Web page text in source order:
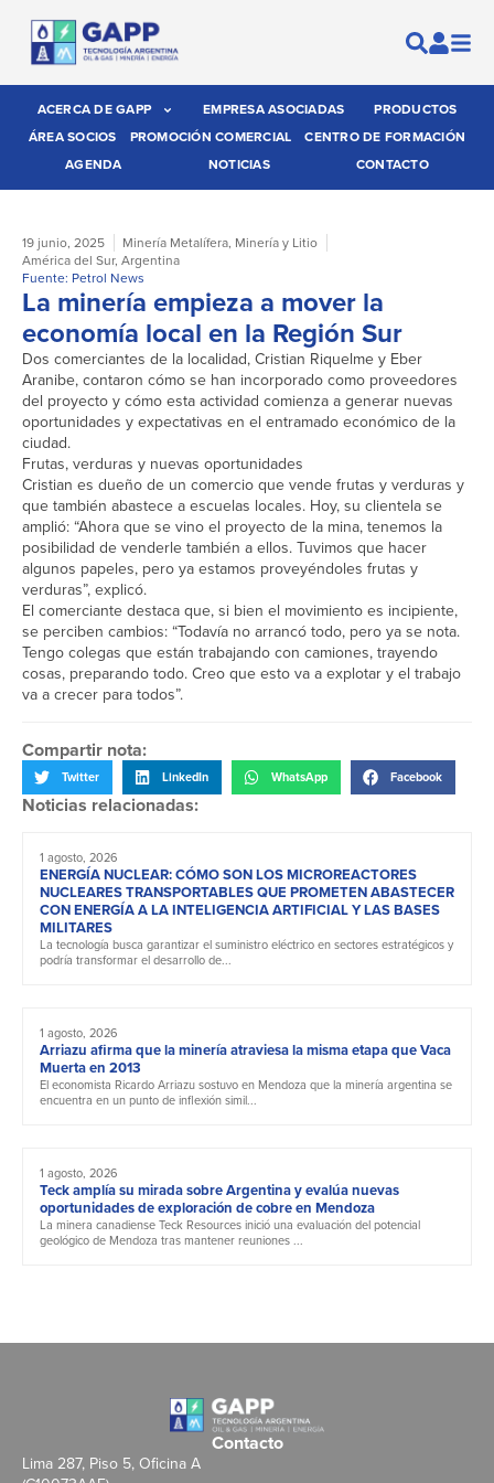
ACERCA DE GAPP EMPRESA ASOCIADAS
PRODUCTOS
ÁREA SOCIOS
PROMOCIÓN COMERCIAL
CENTRO DE FORMACIÓN
AGENDA
NOTICIAS CONTACTO
19 junio, 2025 Minería Metalífera, Minería y Litio
América del Sur, Argentina
Fuente: Petrol News
La minería empieza a mover la
economía local en la Región Sur
Dos comerciantes de la localidad, Cristian Riquelme y Eber
Aranibe, contaron cómo se han incorporado como proveedores
del proyecto y cómo esta actividad comienza a generar nuevas
oportunidades y expectativas en el entramado económico de la
ciudad.
Frutas, verduras y nuevas oportunidades
Cristian es dueño de un comercio que vende frutas y verduras y
que también abastece a escuelas locales. Hoy, su clientela se
amplió: “Ahora que se vino el proyecto de la mina, tenemos la
posibilidad de venderle también a ellos. Tuvimos que hacer
algunos papeles, pero ya estamos proveyéndoles frutas y
verduras”, explicó.
El comerciante destaca que, si bien el movimiento es incipiente,
se perciben cambios: “Todavía no arrancó todo, pero ya se nota.
Tengo colegas que están trabajando con camiones, trayendo
cosas, preparando todo. Creo que esto va a explotar y el trabajo
va a crecer para todos”.
Compartir nota:
Twitter LinkedIn WhatsApp Facebook
Noticias relacionadas:
1 agosto, 2026
ENERGÍA NUCLEAR: CÓMO SON LOS MICROREACTORES
NUCLEARES TRANSPORTABLES QUE PROMETEN ABASTECER
CON ENERGÍA A LA INTELIGENCIA ARTIFICIAL Y LAS BASES
MILITARES
La tecnología busca garantizar el suministro eléctrico en sectores estratégicos y
podría transformar el desarrollo de...
1 agosto, 2026
Arriazu afirma que la minería atraviesa la misma etapa que Vaca
Muerta en 2013
El economista Ricardo Arriazu sostuvo en Mendoza que la minería argentina se
encuentra en un punto de inflexión simil...
1 agosto, 2026
Teck amplía su mirada sobre Argentina y evalúa nuevas
oportunidades de exploración de cobre en Mendoza
La minera canadiense Teck Resources inició una evaluación del potencial
geológico de Mendoza tras mantener reuniones ...
Contacto
Lima 287, Piso 5, Oficina A